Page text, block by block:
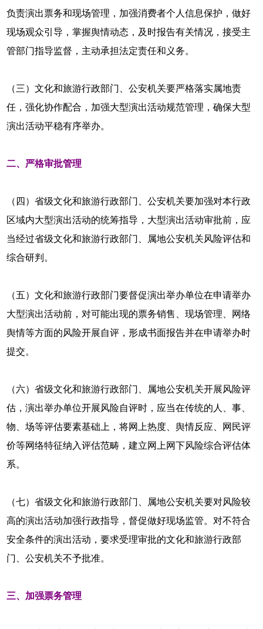
负责演出票务和现场管理，加强消费者个人信息保护，做好
现场观众引导，掌握舆情动态，及时报告有关情况，接受主
管部门指导监督，主动承担法定责任和义务。
（三）文化和旅游行政部门、公安机关要严格落实属地责
任，强化协作配合，加强大型演出活动规范管理，确保大型
演出活动平稳有序举办。
二、严格审批管理
（四）省级文化和旅游行政部门、公安机关要加强对本行政
区域内大型演出活动的统筹指导，大型演出活动审批前，应
当经过省级文化和旅游行政部门、属地公安机关风险评估和
综合研判。
（五）文化和旅游行政部门要督促演出举办单位在申请举办
大型演出活动前，对可能出现的票务销售、现场管理、网络
舆情等方面的风险开展自评，形成书面报告并在申请举办时
提交。
（六）省级文化和旅游行政部门、属地公安机关开展风险评
估，演出举办单位开展风险自评时，应当在传统的人、事、
物、场等评估要素基础上，将网上热度、舆情反应、网民评
价等网络特征纳入评估范畴，建立网上网下风险综合评估体
系。
（七）省级文化和旅游行政部门、属地公安机关要对风险较
高的演出活动加强行政指导，督促做好现场监管。对不符合
安全条件的演出活动，要求受理审批的文化和旅游行政部
门、公安机关不予批准。
三、加强票务管理